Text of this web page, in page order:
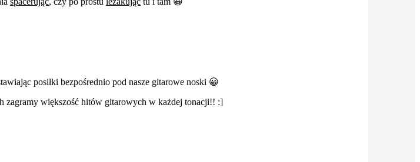
posiłki bezpośrednio pod nasze gitarowe noski 😀
zagramy większość hitów gitarowych w każdej tonacji!! :]